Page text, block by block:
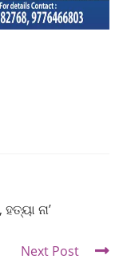
ନା’
Next Post